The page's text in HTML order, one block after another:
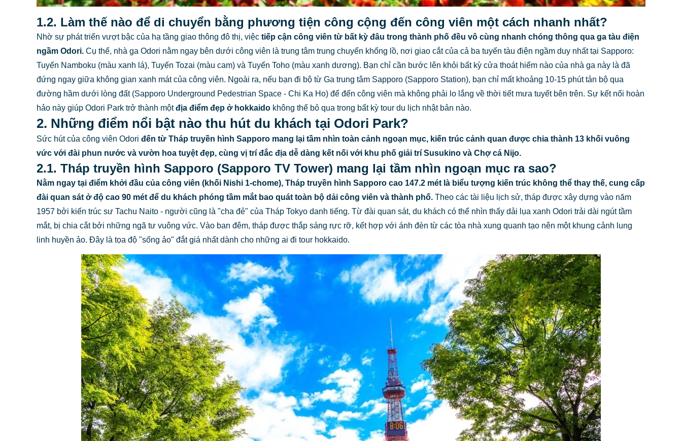
1.2. Làm thế nào để di chuyển bằng phương tiện công cộng đến công viên một cách nhanh nhất?
Nhờ sự phát triển vượt bậc của hạ tầng giao thông đô thị, việc tiếp cận công viên từ bất kỳ đâu trong thành phố đều vô cùng nhanh chóng thông qua ga tàu điện
ngầm Odori. Cụ thể, nhà ga Odori nằm ngay bên dưới công viên là trung tâm trung chuyển khổng lồ, nơi giao cắt của cả ba tuyến tàu điện ngầm duy nhất tại Sapporo:
Tuyến Namboku (màu xanh lá), Tuyến Tozai (màu cam) và Tuyến Toho (màu xanh dương). Bạn chỉ cần bước lên khỏi bất kỳ cửa thoát hiểm nào của nhà ga này là đã
đứng ngay giữa không gian xanh mát của công viên. Ngoài ra, nếu bạn đi bộ từ Ga trung tâm Sapporo (Sapporo Station), bạn chỉ mất khoảng 10-15 phút tản bộ qua
đường hầm dưới lòng đất (Sapporo Underground Pedestrian Space - Chi Ka Ho) để đến công viên mà không phải lo lắng về thời tiết mưa tuyết bên trên. Sự kết nối hoàn
hảo này giúp Odori Park trở thành mộtđịa điểm đẹp ở hokkaido không thể bỏ qua trong bất kỳ tour du lịch nhật bản nào.
2. Những điểm nổi bật nào thu hút du khách tại Odori Park?
Sức hút của công viên Odori đến từ Tháp truyền hình Sapporo mang lại tầm nhìn toàn cảnh ngoạn mục, kiến trúc cảnh quan được chia thành 13 khối vuông
vức với đài phun nước và vườn hoa tuyệt đẹp, cùng vị trí đắc địa dễ dàng kết nối với khu phố giải trí Susukino và Chợ cá Nijo.
2.1. Tháp truyền hình Sapporo (Sapporo TV Tower) mang lại tầm nhìn ngoạn mục ra sao?
Nằm ngay tại điểm khởi đầu của công viên (khối Nishi 1-chome), Tháp truyền hình Sapporo cao 147.2 mét là biểu tượng kiến trúc không thể thay thế, cung cấp
đài quan sát ở độ cao 90 mét để du khách phóng tầm mắt bao quát toàn bộ dải công viên và thành phố. Theo các tài liệu lịch sử, tháp được xây dựng vào năm
1957 bởi kiến trúc sư Tachu Naito - người cũng là "cha đẻ" của Tháp Tokyo danh tiếng. Từ đài quan sát, du khách có thể nhìn thấy dải lụa xanh Odori trải dài ngút tầm
mắt, bị chia cắt bởi những ngã tư vuông vức. Vào ban đêm, tháp được thắp sáng rực rỡ, kết hợp với ánh đèn từ các tòa nhà xung quanh tạo nên một khung cảnh lung
linh huyền ảo. Đây là tọa độ "sống ảo" đắt giá nhất dành cho những ai đi tour hokkaido.